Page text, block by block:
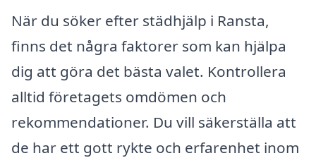
När du söker efter städhjälp i Ransta,
finns det några faktorer som kan hjälpa
dig att göra det bästa valet. Kontrollera
alltid företagets omdömen och
rekommendationer. Du vill säkerställa att
de har ett gott rykte och erfarenhet inom